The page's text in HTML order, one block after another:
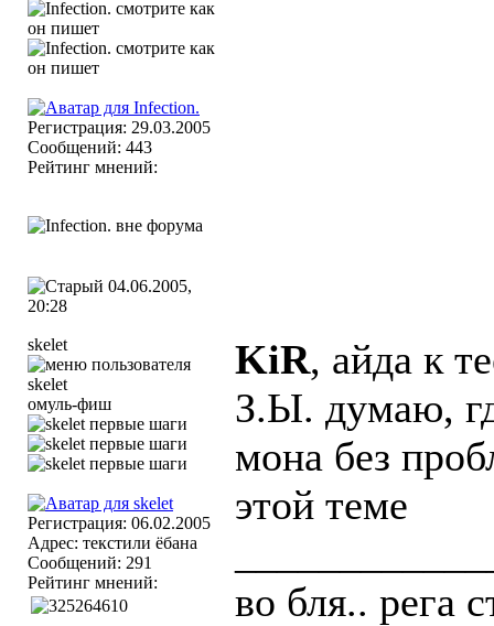
Регистрация: 29.03.2005
Сообщений: 443
Рейтинг мнений:
04.06.2005,
20:28
skelet
омуль-фиш
Регистрация: 06.02.2005
Адрес: текстили ёбана
Сообщений: 291
Рейтинг мнений:
KiR, айда к
З.Ы. думаю,
мона без
этой теме
во бля.. рега